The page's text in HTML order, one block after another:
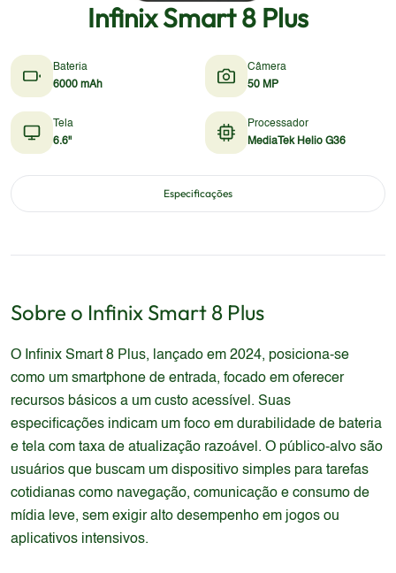
Infinix Smart 8 Plus
Bateria
6000 mAh
Câmera
50 MP
Tela
6.6"
Processador
MediaTek Helio G36
Especificações
Sobre o Infinix Smart 8 Plus
O Infinix Smart 8 Plus, lançado em 2024, posiciona-se
como um smartphone de entrada, focado em oferecer
recursos básicos a um custo acessível. Suas
especificações indicam um foco em durabilidade de bateria
e tela com taxa de atualização razoável. O público-alvo são
usuários que buscam um dispositivo simples para tarefas
cotidianas como navegação, comunicação e consumo de
mídia leve, sem exigir alto desempenho em jogos ou
aplicativos intensivos.